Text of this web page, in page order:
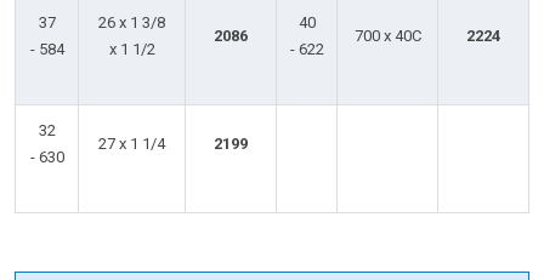
37
- 584
26 x 1 3/8
x 1 1/2
2086
40
- 622
700 x 40C 2224
32
- 630
27 x 1 1/4 2199